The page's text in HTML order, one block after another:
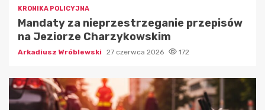
KRONIKA POLICYJNA
Mandaty za nieprzestrzeganie przepisów
na Jeziorze Charzykowskim
Arkadiusz Wróblewski 27 czerwca 2026 172